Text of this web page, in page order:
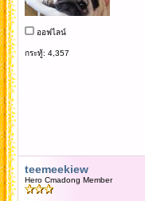
ออฟไลน์
กระทู้: 4,357
teemeekiew
Hero Cmadong Member